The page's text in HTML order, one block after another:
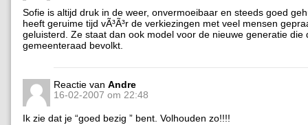
Sofie is altijd druk in de weer, onvermoeibaar en steeds goed
heeft geruime tijd vÃ³Ã³r de verkiezingen met veel mensen
geluisterd. Ze staat dan ook model voor de nieuwe generatie die
gemeenteraad bevolkt.
Reactie van Andre
16-02-2007 om 22:48
Ik zie dat je “goed bezig ” bent. Volhouden zo!!!!